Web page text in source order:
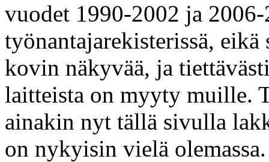
vuodet 1990-2002 ja
työnantajarekisterissä,
kovin näkyvää, ja
laitteista on myyty muille.
ainakin nyt tällä sivulla
on nykyisin vielä